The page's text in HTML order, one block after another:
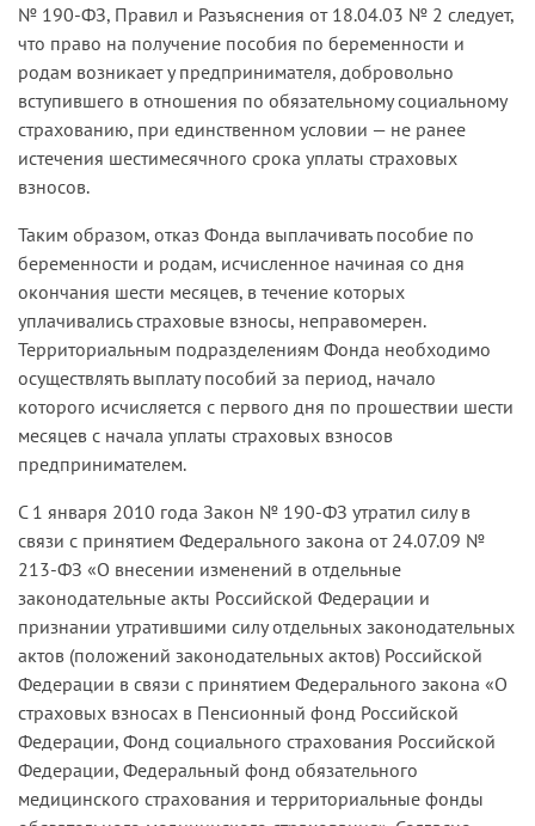
№ 190-ФЗ, Правил и Разъяснения от 18.04.03 № 2 следует,
что право на получение пособия по беременности и
родам возникает у предпринимателя, добровольно
вступившего в отношения по обязательному социальному
страхованию, при единственном условии — не ранее
истечения шестимесячного срока уплаты страховых
взносов.
Таким образом, отказ Фонда выплачивать пособие по
беременности и родам, исчисленное начиная со дня
окончания шести месяцев, в течение которых
уплачивались страховые взносы, неправомерен.
Территориальным подразделениям Фонда необходимо
осуществлять выплату пособий за период, начало
которого исчисляется с первого дня по прошествии шести
месяцев с начала уплаты страховых взносов
предпринимателем.
С 1 января 2010 года Закон № 190-ФЗ утратил силу в
связи с принятием Федерального закона от 24.07.09 №
213-ФЗ «О внесении изменений в отдельные
законодательные акты Российской Федерации и
признании утратившими силу отдельных законодательных
актов (положений законодательных актов) Российской
Федерации в связи с принятием Федерального закона «О
страховых взносах в Пенсионный фонд Российской
Федерации, Фонд социального страхования Российской
Федерации, Федеральный фонд обязательного
медицинского страхования и территориальные фонды